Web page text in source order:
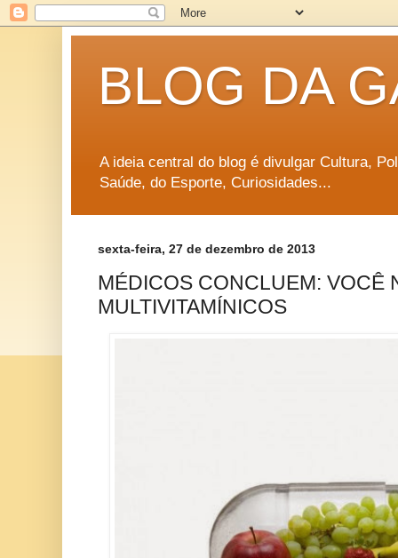
BLOG DA
A ideia central do blog é divulgar Cultura,
Saúde, do Esporte, Curiosidades...
sexta-feira, 27 de dezembro de 2013
MÉDICOS CONCLUEM: VOCÊ
MULTIVITAMÍNICOS